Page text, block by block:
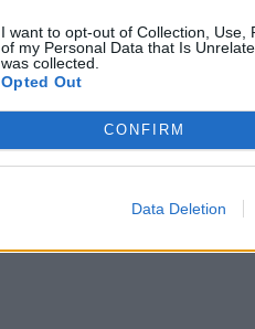
I want to opt-out of Collection, Use,
of my Personal Data that Is
was collected.
Opted Out
CONFIRM
Data Deletion